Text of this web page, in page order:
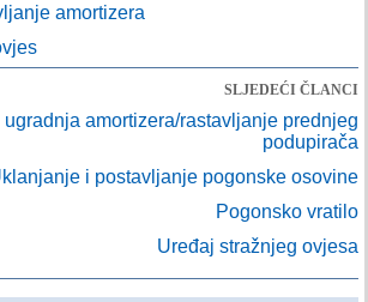
amortizera
SLJEDEĆI ČLANCI
amortizera/rastavljanje prednjeg
podupirača
i postavljanje pogonske osovine
Pogonsko vratilo
Uređaj stražnjeg ovjesa